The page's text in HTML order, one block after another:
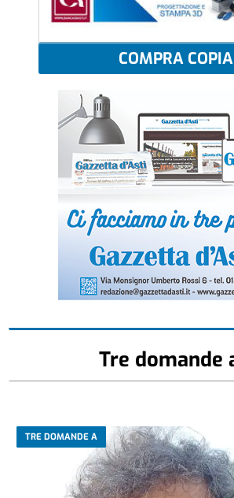
COMPRA COPIA
Tre domande
TRE DOMANDE A